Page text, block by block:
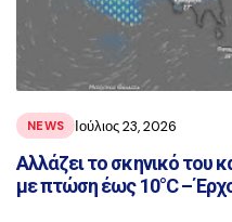
NEWS Ιούλιος 23, 2026
Αλλάζει το σκηνικό του
με πτώση έως 10°C –